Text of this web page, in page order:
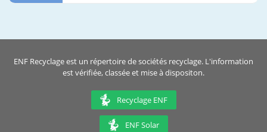
ENF Recyclage est un répertoire de sociétés recyclage. L'information
est vérifiée, classée et mise à dispositon.
Recyclage ENF
ENF Solar